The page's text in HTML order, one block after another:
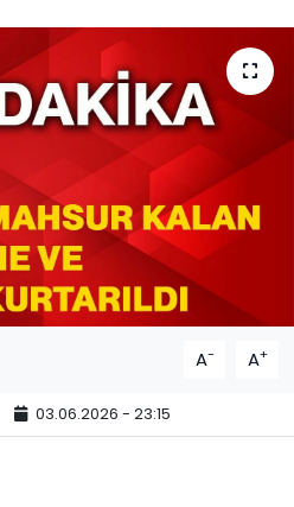
A- A+
03.06.2026 - 23:15